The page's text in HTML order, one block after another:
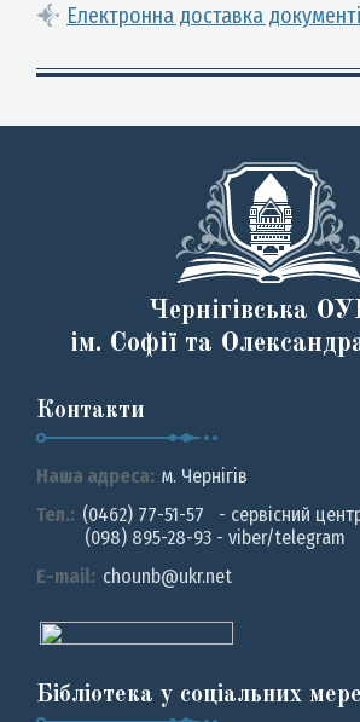
Електронна доставка
Чернігівська
ім. Софії та
Контакти
Наша адреса: м. Чернiгiв
Тел.: (0462) 77-51-57 - сервісний
(098) 895-28-93 - viber/telegram
E-mail: chounb@ukr.net
Бібліотека у соціальних